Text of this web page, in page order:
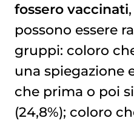
fossero vaccinati
possono essere
gruppi: coloro
una spiegazione
che prima o poi
(24,8%); coloro